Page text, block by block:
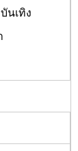
นเทิง